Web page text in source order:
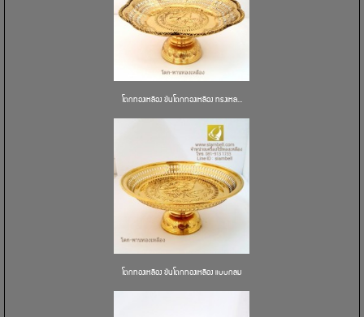
โตกทองเหลือง ขันโตกทองเหลือง ทรงเหล...
โตกทองเหลือง ขันโตกทองเหลือง แบบกลม